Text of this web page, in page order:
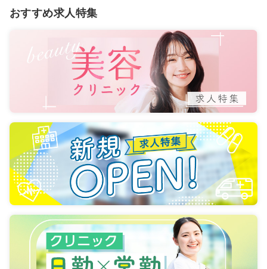
おすすめ求人特集